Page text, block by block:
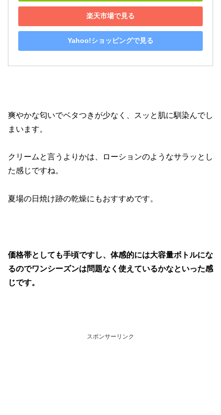
楽天市場で見る
Yahoo!ショッピングで見る
爽やかな匂いでベタつきが少なく、スッと肌に馴染んでし
まいます。
クリームと言うよりかは、ローションのようなサラッとし
た感じですね。
夏場の日焼け跡の乾燥にもおすすめです。
価格帯としても手頃ですし、体感的には大容量ボトルにな
るのでワンシーズンは問題なく使えているかなといった感
じです。
スポンサーリンク